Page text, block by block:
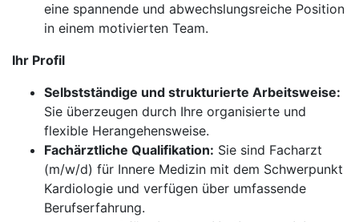
eine spannende und abwechslungsreiche Position
in einem motivierten Team.
Ihr Profil
Selbstständige und strukturierte Arbeitsweise:
Sie überzeugen durch Ihre organisierte und
flexible Herangehensweise.
Fachärztliche Qualifikation: Sie sind Facharzt
(m/w/d) für Innere Medizin mit dem Schwerpunkt
Kardiologie und verfügen über umfassende
Berufserfahrung.